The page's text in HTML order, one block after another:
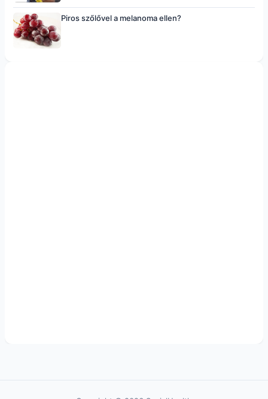
Piros szőlővel a melanoma ellen?